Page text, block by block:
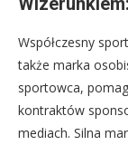
Współczesny
także marka
sportowca,
kontraktów
mediach. Silna